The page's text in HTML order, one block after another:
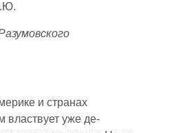
и странах
уже де-